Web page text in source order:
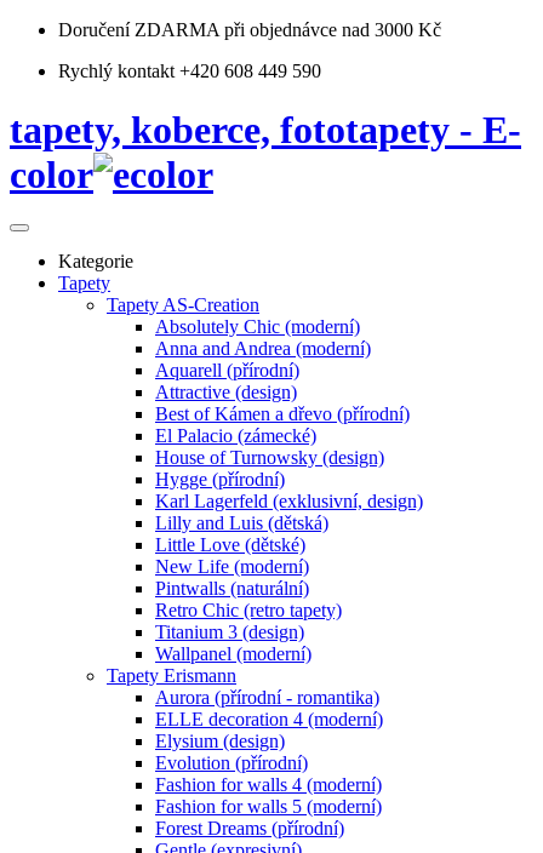
Doručení ZDARMA při objednávce nad 3000 Kč
Rychlý kontakt +420 608 449 590
tapety, koberce, fototapety - E-
color
Kategorie
Tapety
Tapety AS-Creation
Absolutely Chic (moderní)
Anna and Andrea (moderní)
Aquarell (přírodní)
Attractive (design)
Best of Kámen a dřevo (přírodní)
El Palacio (zámecké)
House of Turnowsky (design)
Hygge (přírodní)
Karl Lagerfeld (exklusivní, design)
Lilly and Luis (dětská)
Little Love (dětské)
New Life (moderní)
Pintwalls (naturální)
Retro Chic (retro tapety)
Titanium 3 (design)
Wallpanel (moderní)
Tapety Erismann
Aurora (přírodní - romantika)
ELLE decoration 4 (moderní)
Elysium (design)
Evolution (přírodní)
Fashion for walls 4 (moderní)
Fashion for walls 5 (moderní)
Forest Dreams (přírodní)